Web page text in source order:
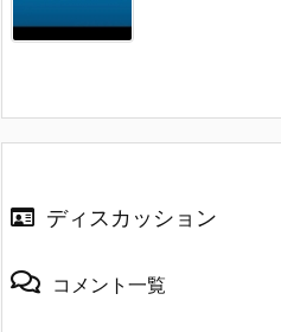
ディスカッション
コメント一覧